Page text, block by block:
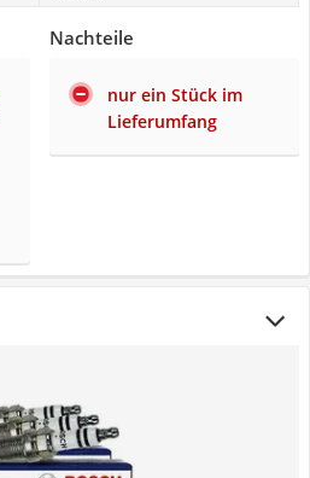
Nachteile
nur ein Stück im
Lieferumfang